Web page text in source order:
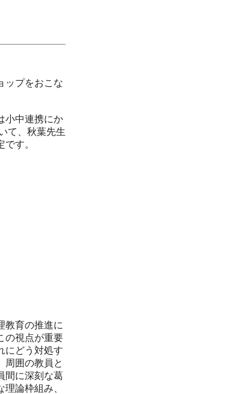
ップをおこな
小中連携にか
て、秋葉先生
す。
教育の推進に
の視点が重要
にどう対処す
周囲の教員と
間に深刻な葛
論枠組み、